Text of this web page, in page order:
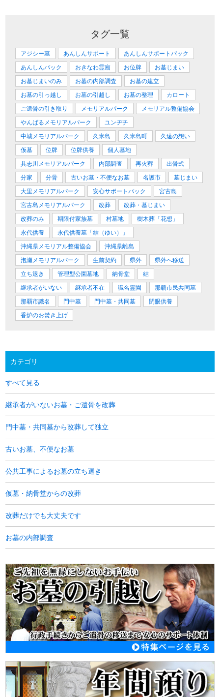
タグ一覧
アジシー墓 あんしんサポート
あんしんサポートパック
あんしんパック
おきなわ霊廟 お位牌
お墓じまい
お墓じまいのみ
お墓の内部調査
お墓の建立
お墓の引っ越し
お墓の引越し お墓の整理
カロート
ご遺骨の引き取り
メモリアルパーク
メモリアル整備協会
やんばるメモリアルパーク
ユンヂチ
中城メモリアルパーク
久米島 久米島町
久遠の想い
仮墓
位牌 位牌供養
個人墓地
具志川メモリアルパーク
内部調査 再火葬
出骨式
分家
分骨 古いお墓・不便なお墓 名護市
墓じまい
大里メモリアルパーク
安心サポートパック
宮古島
宮古島メモリアルパーク
改葬
改葬・墓じまい
改葬のみ
期限付家族墓 村墓地
樹木葬「花想」
永代供養
永代供養墓「結（ゆい）」
沖縄県メモリアル整備協会
沖縄県離島
泡瀬メモリアルパーク
生前契約 県外
県外へ移送
立ち退き
管理型公園墓地 納骨堂
結
継承者がいない
継承者不在 識名霊園
那覇市民共同墓
那覇市識名
門中墓 門中墓・共同墓
閉眼供養
香炉のお焚き上げ
カテゴリ
すべて見る
継承者がいないお墓・ご遺骨を改葬
門中墓・共同墓から改葬して独立
古いお墓、不便なお墓
公共工事によるお墓の立ち退き
仮墓・納骨堂からの改葬
改葬だけでも大丈夫です
お墓の内部調査